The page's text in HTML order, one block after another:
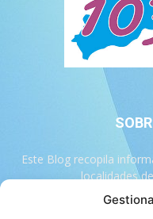
Este Blog recopila
localidades
Contáctanos: